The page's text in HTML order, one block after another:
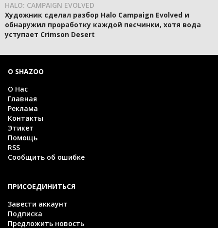
HALO: CAMPAIGN EVOLVED
Художник сделал разбор Halo Campaign Evolved и
обнаружил проработку каждой песчинки, хотя вода
уступает Crimson Desert
О SHAZOO
О Нас
Главная
Реклама
Контакты
Этикет
Помощь
RSS
Сообщить об ошибке
ПРИСОЕДИНИТЬСЯ
Завести аккаунт
Подписка
Предложить новость